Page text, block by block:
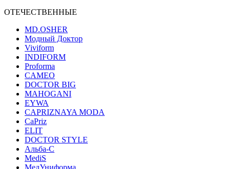
ОТЕЧЕСТВЕННЫЕ
MD.OSHER
Модный Доктор
Viviform
INDIFORM
Proforma
CAMEO
DOCTOR BIG
MAHOGANI
EYWA
CAPRIZNAYA MODA
CaPriz
ELIT
DOCTOR STYLE
Альба-С
MediS
МедУниформа